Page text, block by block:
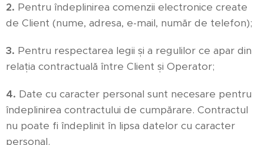
2. Pentru îndeplinirea comenzii electronice create
de Client (nume, adresa, e-mail, număr de telefon);
3. Pentru respectarea legii și a regulilor ce apar din
relația contractuală între Client și Operator;
4. Date cu caracter personal sunt necesare pentru
îndeplinirea contractului de cumpărare. Contractul
nu poate fi îndeplinit în lipsa datelor cu caracter
personal.